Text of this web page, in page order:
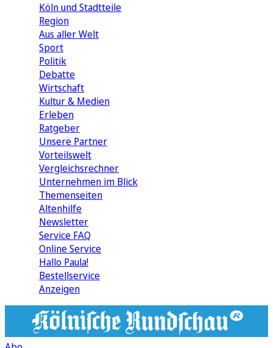
Köln und Stadtteile
Region
Aus aller Welt
Sport
Politik
Debatte
Wirtschaft
Kultur & Medien
Erleben
Ratgeber
Unsere Partner
Vorteilswelt
Vergleichsrechner
Unternehmen im Blick
Themenseiten
Altenhilfe
Newsletter
Service FAQ
Online Service
Hallo Paula!
Bestellservice
Anzeigen